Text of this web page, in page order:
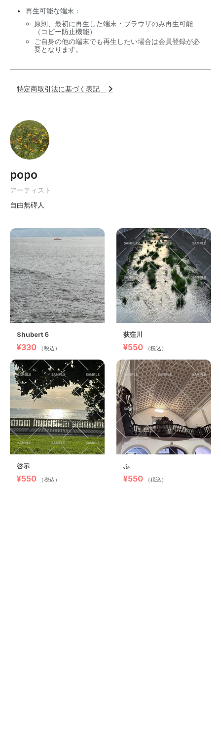
再生可能な端末：
原則、最初に再生した端末・ブラウザのみ再生可能
（コピー防止機能）
ご自身の他の端末でも再生したい場合は会員登録が必
要となります。
特定商取引法に基づく表記
popo
アーティスト
自由無碍人
Shubert６
¥330 （税込）
荻窪川
¥550 （税込）
啓示
¥550 （税込）
ふ
¥550 （税込）